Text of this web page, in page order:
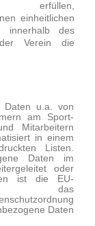
erfüllen,
einheitlichen
innerhalb des
Verein die
Daten u.a. von
am Sport-
Mitarbeitern
in einem
Listen.
Daten im
oder
ist die EU-
das
Daten